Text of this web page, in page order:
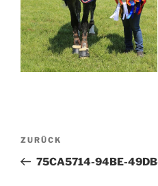
Beitragsnavigation
Vorheriger
Beitrag
ZURÜCK
75CA5714-94BE-